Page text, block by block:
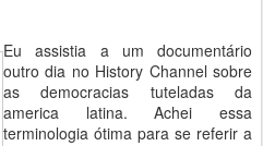
Eu assistia a um documentário
outro dia no History Channel sobre
as democracias tuteladas da
america latina. Achei essa
terminologia ótima para se referir a